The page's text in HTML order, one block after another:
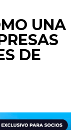
UNA
DE